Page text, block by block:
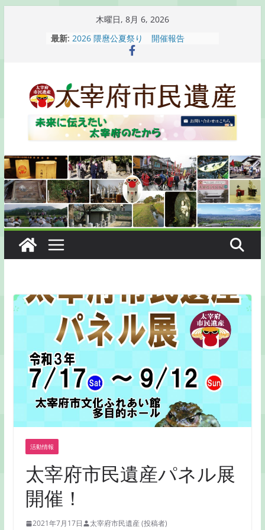
プ
木曜日, 8月 6, 2026
最新: 2026 隈麿公夏祭り 開催報告
通古賀歴史勉強会が開催されます
梅香苑夏まつり子どもみこし開催のお
知らせ
木うそ絵付け体験のお知らせ
活動情報
太宰府市民遺産パネル展
開催！
2021年7月17日 太宰府市民遺産 (投稿者)